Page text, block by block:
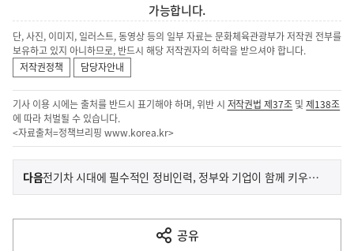
가능합니다.
단, 사진, 이미지, 일러스트, 동영상 등의 일부 자료는 문화체육관광부가 저작권 전부를
보유하고 있지 아니하므로, 반드시 해당 저작권자의 허락을 받으셔야 합니다.
저작권정책
담당자안내
기사 이용 시에는 출처를 반드시 표기해야 하며, 위반 시 저작권법 제37조 및제138조
에 따라 처벌될 수 있습니다.
<자료출처=정책브리핑 www.korea.kr>
이
전
다
다음기
전기차 시대에 필수적인 정비인력, 정부와 기업이 함께 키우겠습니다
공유
열